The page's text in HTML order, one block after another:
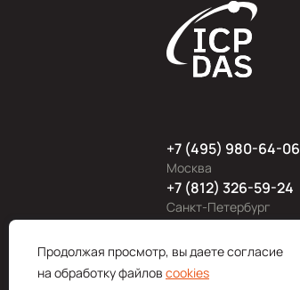
Москва
+7 (495) 980-64-06
Санкт-Петербург
+7 (812) 326-59-24
Продолжая просмотр, вы даете согласие
на обработку файлов cookies